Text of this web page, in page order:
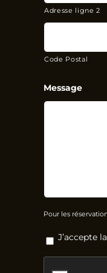
Adresse ligne 2
Code Postal
Message
Pour les
RGPD *
J’accepte